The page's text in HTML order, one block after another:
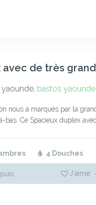
bastos yaounde
nous a marqués par la
bas. Ce Spacieux duplex
4 Douches
J'aime